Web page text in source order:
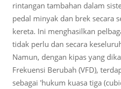
rintangan tambahan dalam
pedal minyak dan brek secara
kereta. Ini menghasilkan
tidak perlu dan secara
Namun, dengan kipas yang
Frekuensi Berubah (VFD),
sebagai 'hukum kuasa tiga